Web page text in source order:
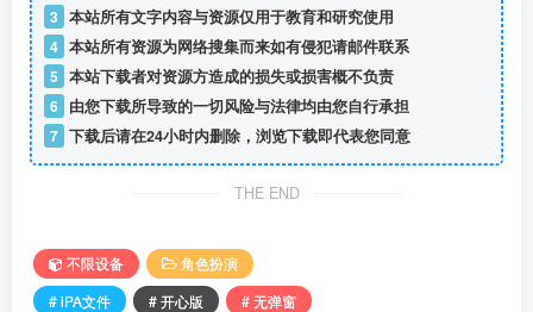
3 本站所有文字内容与资源仅用于教育和研究使用
4 本站所有资源为网络搜集而来如有侵犯请邮件联系
5 本站下载者对资源方造成的损失或损害概不负责
6 由您下载所导致的一切风险与法律均由您自行承担
7 下载后请在24小时内删除，浏览下载即代表您同意
THE END
不限设备
角色扮演
# iPA文件
# 开心版 # 无弹窗